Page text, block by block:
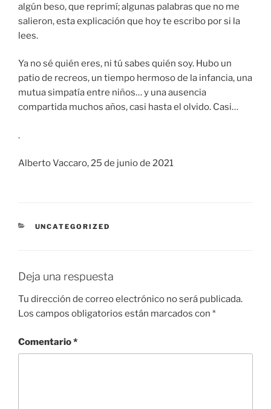
algún beso, que reprimí; algunas palabras que no me
salieron, esta explicación que hoy te escribo por si la
lees.
Ya no sé quién eres, ni tú sabes quién soy. Hubo un
patio de recreos, un tiempo hermoso de la infancia, una
mutua simpatía entre niños… y una ausencia
compartida muchos años, casi hasta el olvido. Casi…
.
Alberto Vaccaro, 25 de junio de 2021
CATEGORÍAS
UNCATEGORIZED
Deja una respuesta
Tu dirección de correo electrónico no será publicada.
Los campos obligatorios están marcados con *
Comentario*